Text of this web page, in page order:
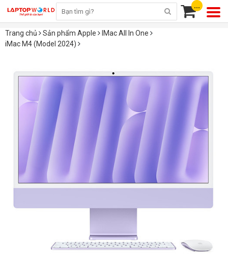
...
Trang chủ Sản phẩm Apple
IMac All In One
iMac M4 (Model 2024)